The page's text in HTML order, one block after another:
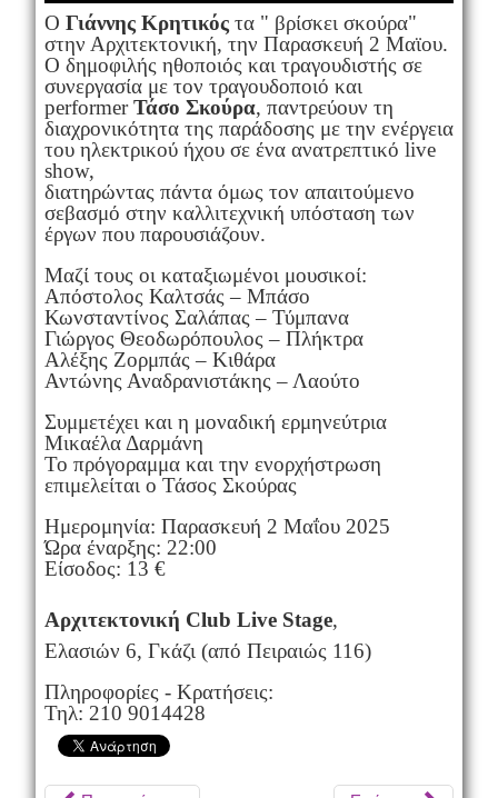
O Γιάννης Kρητικόςτα " βρίσκει σκούρα"
στην Αρχιτεκτονική, την Παρασκευή 2 Μαϊου.
O δημοφιλής ηθοποιός και τραγουδιστής σε
συνεργασία με τον τραγουδοποιό και
performerΤάσο Σκούρα, παντρεύουν τη
διαχρονικότητα της παράδοσης με την ενέργεια
του ηλεκτρικού ήχου σε ένα ανατρεπτικό live
show,
διατηρώντας πάντα όμως τον απαιτούμενο
σεβασμό στην καλλιτεχνική υπόσταση των
έργων που παρουσιάζουν.
Μαζί τους οι καταξιωμένοι μουσικοί:
Απόστολος Καλτσάς – Μπάσο
Κωνσταντίνος Σαλάπας – Τύμπανα
Γιώργος Θεοδωρόπουλος – Πλήκτρα
Αλέξης Ζορμπάς – Κιθάρα
Αντώνης Αναδρανιστάκης – Λαούτο
Συμμετέχει και η μοναδική ερμηνεύτρια
Μικαέλα Δαρμάνη
Το πρόγοραμμα και την ενορχήστρωση
επιμελείται ο Τάσος Σκούρας
Ημερομηνία: Παρασκευή 2 Μαΐου 2025
Ώρα έναρξης: 22:00
Είσοδος: 13 €
Αρχιτεκτονική Club Live Stage,
Ελασιών 6, Γκάζι (από Πειραιώς 116)
Πληροφορίες - Κρατήσεις:
Τηλ: 210 9014428